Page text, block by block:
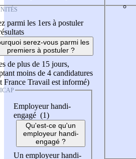
parmi les 1ers à postuler
serez-vous parmi les
premiers à postuler ?
de plus de 15 jours,
moins de 4 candidatures
France Travail est informé)
Employeur handi-
engagé (1)
Qu'est-ce qu'un
employeur handi-
engagé ?
Un employeur handi-